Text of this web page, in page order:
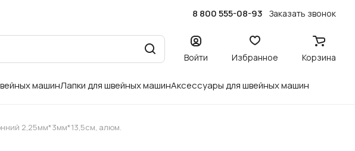
8 800 555-08-93 Заказать звонок
Войти Избранное Корзина
машинЛапки для швейных машинАксессуары для швейных машин
2,25мм*3мм*13,5см, алюм.